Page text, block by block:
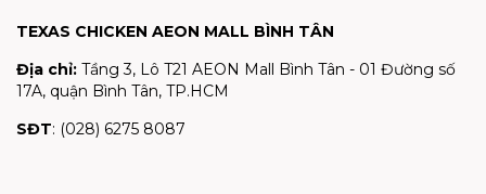
TEXAS CHICKEN AEON MALL BÌNH TÂN
Địa chỉ: Tầng 3, Lô T21 AEON Mall Bình Tân - 01 Đường số
17A, quận Bình Tân, TP.HCM
SĐT: (028) 6275 8087